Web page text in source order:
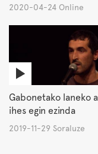
2020-04-24 Online
Gabonetako laneko
ihes egin ezinda
2019-11-29 Soraluze